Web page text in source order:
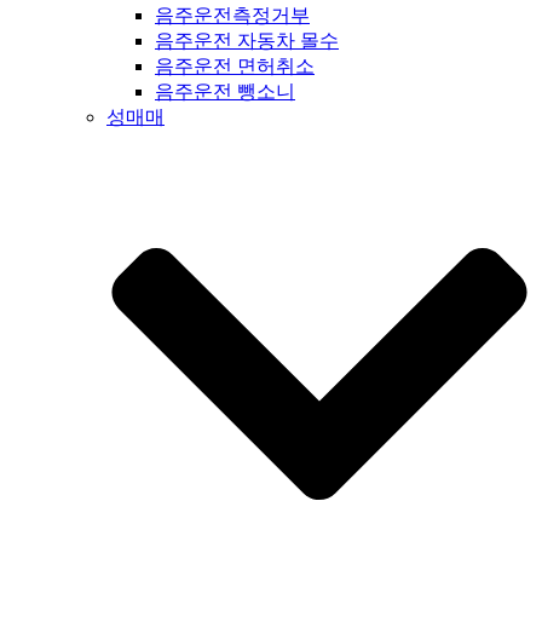
음주운전측정거부
음주운전 자동차 몰수
음주운전 면허취소
음주운전 뺑소니
성매매